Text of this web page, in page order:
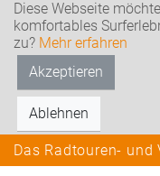
Diese Webseite
komfortables
zu? Mehr erfahren
Akzeptieren
Ablehnen
Das Radtouren-